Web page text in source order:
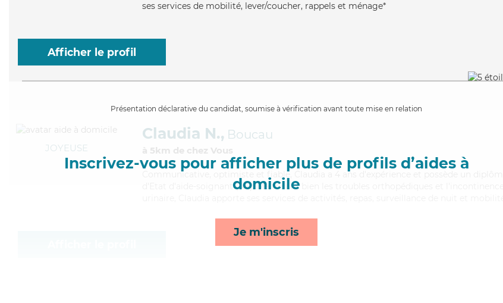
ses services de mobilité, lever/coucher, rappels et ménage*
Afficher le profil
Présentation déclarative du candidat, soumise à vérification avant toute mise en relation
Inscrivez-vous pour afficher plus de profils d’aides à
domicile
Je m'inscris
JOYEUSE
Claudia N., Boucau
à 5km de chez Vous
Communicative
, optimiste et fiable, Claudia a 4 ans d'expérience et possède un diplôme
d'Etat d'aide-soignant (AS). Maitrisant bien les troubles orthopédiques et l'incontinence